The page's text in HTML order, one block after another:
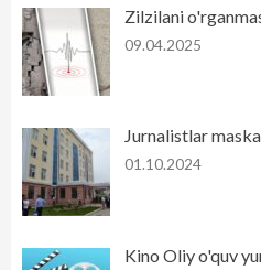
Zilzilani
09.04.2025
Jurnalistlar
01.10.2024
Kino Oliy o'quv